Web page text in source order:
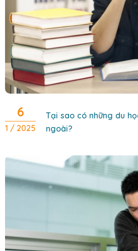
6
1 / 2025
Tại sao có những du
ngoài?